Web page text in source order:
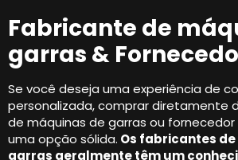
Fabricante de
garras &
Se você deseja uma experiência de
personalizada, comprar diretamente
de máquinas de garras ou
uma opção sólida. Os fabricantes
garras geralmente têm um